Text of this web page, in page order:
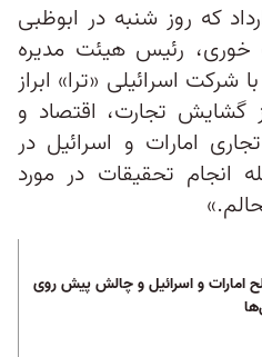
که روز شنبه در ابوظبی
خوری، رئیس هیئت مدیره
اسرائیلی «ترا» ابراز
تجارت، اقتصاد و
امارات و اسرائیل در
انجام تحقیقات در مورد
امارات و اسرائيل و چالش پیش روی